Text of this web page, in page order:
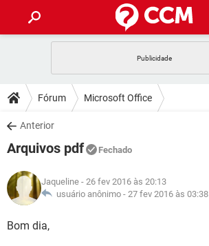
CELULAR
OUTLOOK
INSTAGRAM
GUIA DE COMPRAS
DICAS
JOGOS
INSTAGRAM GMAIL
GUIA DE COMPRAS
DOWNLOADS
JOGOS
CELULAR
OUTLOOK EXCEL
INSTAGRAM
FÓRUM
JOGOS WHATSAPP
CELULAR
OUTLOOK
GLOSSÁRIO
JOGOS
Fórum Microsoft Office
Anterior
Arquivos pdf Fechado
Jaqueline - 26 fev 2016 às 20:13
usuário anônimo - 27 fev 2016 às 03:38
Bom dia,